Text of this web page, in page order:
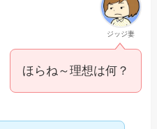
ジッジ妻
ほらね～理想は何？